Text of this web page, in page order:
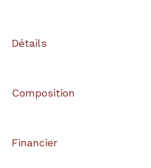
Détails
Composition
Financier